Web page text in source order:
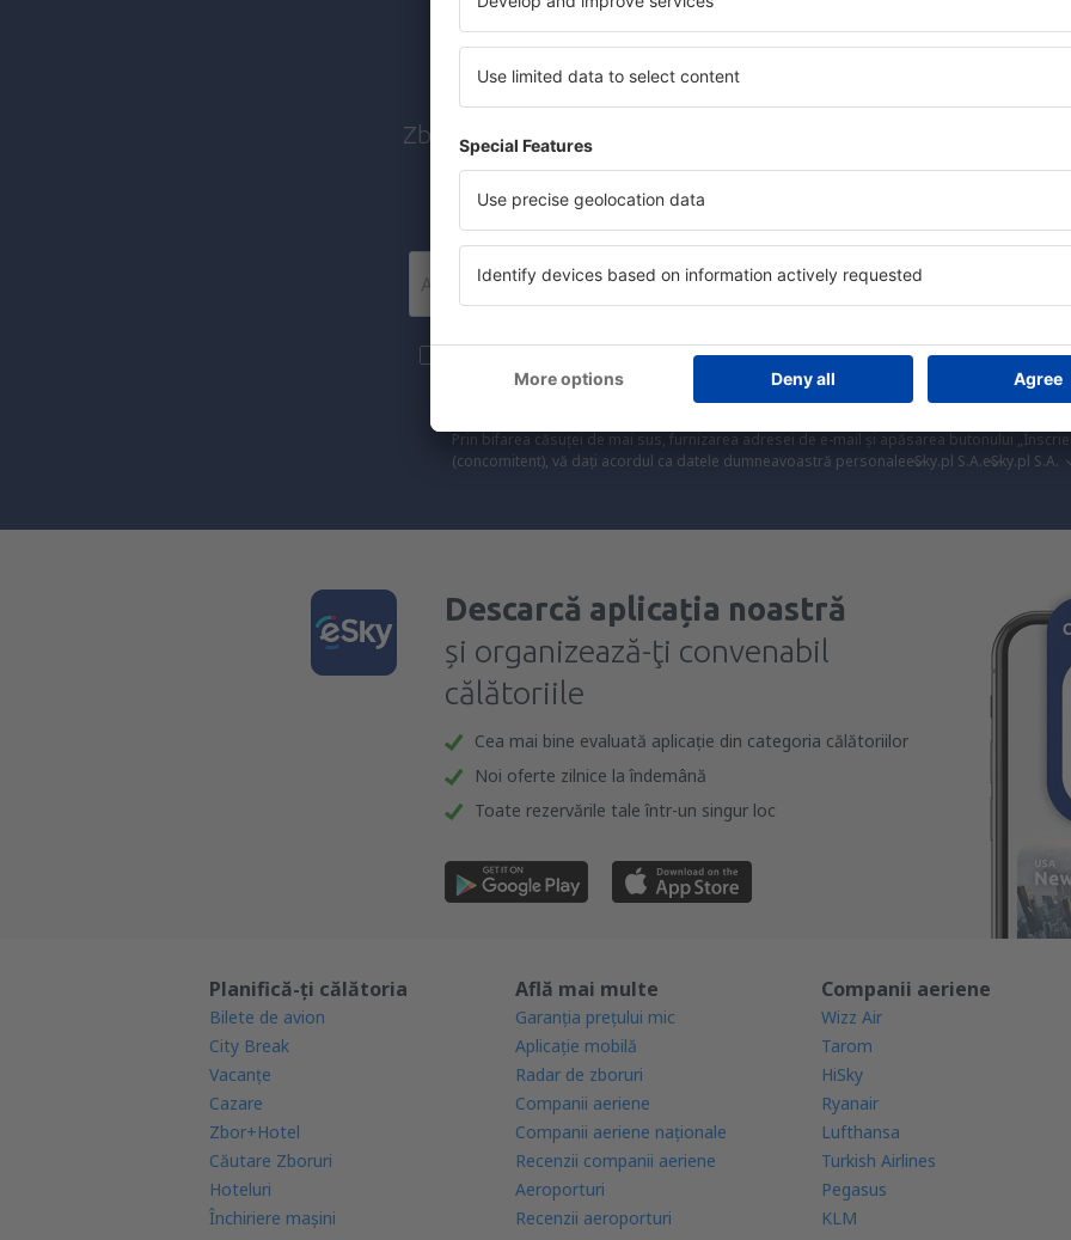
Abonații la newsletter
mult cu mai puțin
Zboruri ieftine, city break-uri, vacanțe – profită de ofertele
tuturor.
Trimitem doar ce e mai bun, pe cuvânt de turişti!
Mai multe călătorii la prețuri avantajoase în newsletter-ul nostru. Sunt de acord
materiale informaționale (sub formă de newsletter) de la eSky.pl S.A. la adresa de e-mail pe
Prin bifarea căsuței de mai sus, furnizarea adresei de e-mail și apăsarea butonului
(concomitent), vă dați acordul ca datele dumneavoastră personaleeSky.pl S.A.eSky.pl S.A.
Descarcă aplicația noastră
și organizează-ţi convenabil
călătoriile
Cea mai bine evaluată aplicație din categoria călătoriilor
Noi oferte zilnice la îndemână
Toate rezervările tale într-un singur loc
Planifică-ți călătoria
Bilete de avion
City Break
Vacanţe
Cazare
Zbor+Hotel
Căutare Zboruri
Hoteluri
Închiriere mașini
Află mai multe
Garanția prețului mic
Aplicație mobilă
Radar de zboruri
Companii aeriene
Companii aeriene naţionale
Recenzii companii aeriene
Aeroporturi
Recenzii aeroporturi
Companii aeriene
Wizz Air
Tarom
HiSky
Ryanair
Lufthansa
Turkish Airlines
Pegasus
KLM